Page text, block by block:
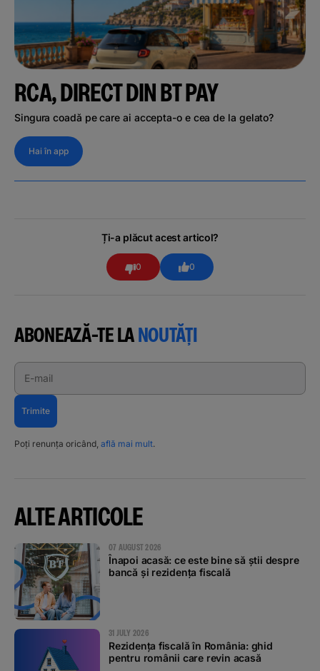
RCA, DIRECT DIN BT PAY
Singura coadă pe care ai accepta-o e cea de la gelato?
Hai în app
Ți-a plăcut acest articol?
0 0
ABONEAZĂ-TE LANOUTĂȚI
E-mail
Trimite
Poți renunța oricând, află mai mult.
ALTE ARTICOLE
07 AUGUST 2026
Înapoi acasă: ce este bine să știi despre
bancă și rezidența fiscală
31 JULY 2026
Rezidența fiscală în România: ghid
pentru românii care revin acasă